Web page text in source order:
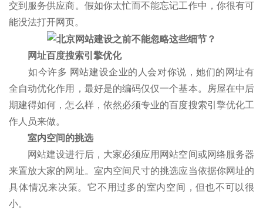
交到服务供应商。假如你太忙而不能忘记工作中，你很有可
能没法打开网页。
网址百度搜索引擎优化
如今许多 网站建设企业的人会对你说，她们的网址有
全自动优化作用，最好是的编码仅仅一个基本。房屋在中后
期建得如何，怎么样，依然必须专业的百度搜索引擎优化工
作人员来做。
室内空间的挑选
网站建设进行后，大家必须应用网站空间或网络服务器
来置放大家的网址。室内空间尺寸的挑选应当依据你网址的
具体情况来决策。它不用过多的室内空间，但也不可以很
小。